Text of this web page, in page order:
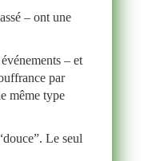
– ont une
– et
par
même type
Le seul